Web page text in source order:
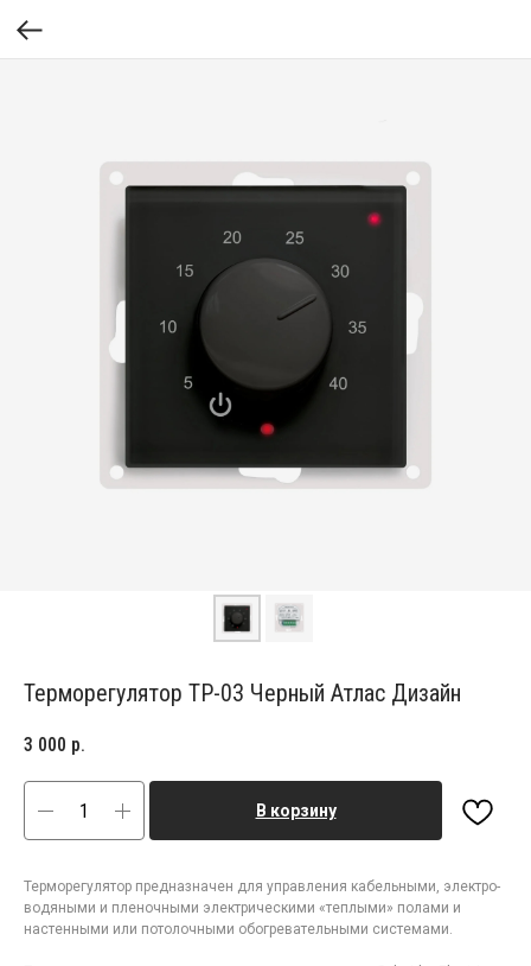
Терморегулятор ТР-03 Черный Атлас Дизайн
3 000 р.
В корзину
Терморегулятор предназначен для управления кабельными, электро-
водяными и пленочными электрическими «теплыми» полами и
настенными или потолочными обогревательными системами.